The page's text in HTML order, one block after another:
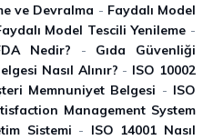
ve Devralma - Faydalı Model
Model Tescili Yenileme -
Nedir? - Gıda Güvenliği
Nasıl Alınır? - ISO 10002
Memnuniyet Belgesi - ISO
Management System
Sistemi - ISO 14001 Nasıl